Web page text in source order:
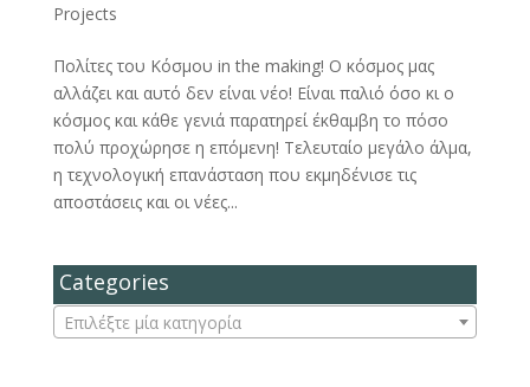
Projects
Πολίτες του Κόσμου in the making! Ο κόσμος μας
αλλάζει και αυτό δεν είναι νέο! Είναι παλιό όσο κι ο
κόσμος και κάθε γενιά παρατηρεί έκθαμβη το πόσο
πολύ προχώρησε η επόμενη! Τελευταίο μεγάλο άλμα,
η τεχνολογική επανάσταση που εκμηδένισε τις
απoστάσεις και οι νέες...
Categories
Επιλέξτε μία κατηγορία